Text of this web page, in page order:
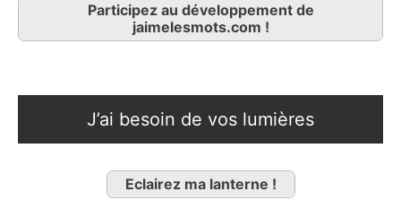
Participez au développement de
jaimelesmots.com !
J’ai besoin de vos lumières
Eclairez ma lanterne !